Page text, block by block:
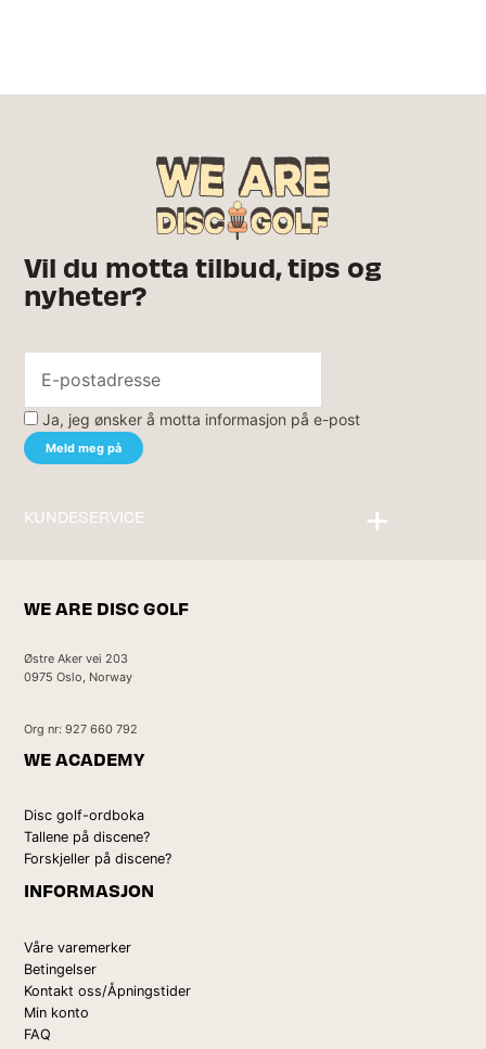
Vil du motta tilbud, tips og
nyheter?
Ja, jeg ønsker å motta informasjon på e-post
KUNDESERVICE
WE ARE DISC GOLF
Østre Aker vei 203
0975 Oslo, Norway
Org nr: 927 660 792
WE ACADEMY
Disc golf-ordboka
Tallene på discene?
Forskjeller på discene?
INFORMASJON
Våre varemerker
Betingelser
Kontakt oss/Åpningstider
Min konto
FAQ